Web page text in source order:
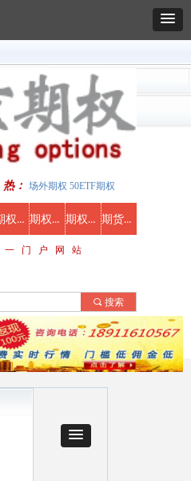
门 户 网 站
热： 场外期权 50ETF期权
끠 搜索
期权行情 期权合约 期权视频 期货期权开户